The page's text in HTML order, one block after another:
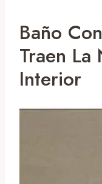
Baño
Traen La
Interior